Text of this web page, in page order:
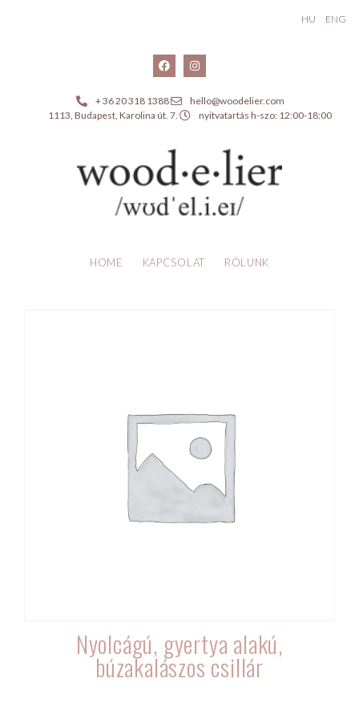
HU ENG
+ 36 20 318 1388
hello@woodelier.com
1113, Budapest, Karolina út. 7.
nyitvatartás h-szo: 12:00-18:00
HOME KAPCSOLAT RÓLUNK
Nyolcágú, gyertya alakú,
búzakalászos csillár